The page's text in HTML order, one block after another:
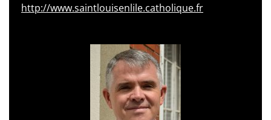
http://www.saintlouisenlile.catholique.fr